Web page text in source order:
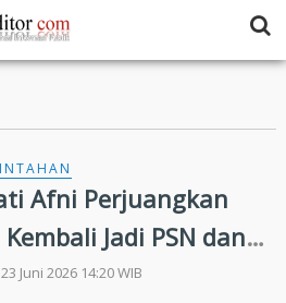
Afni Perjuangkan
Kembali Jadi PSN dan
Istana Siak
Juni 2026 14:20 WIB